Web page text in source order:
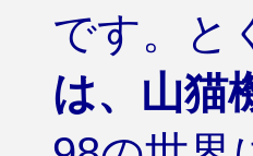
です。と
は、山猫